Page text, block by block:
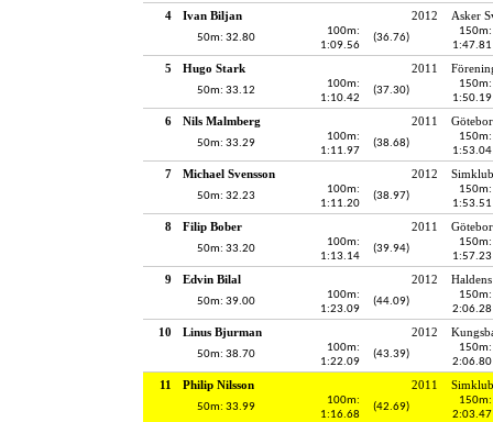
4 Ivan Biljan 2012 Asker
50m: 32.80
100m:
1:09.56
(36.76)
150m:
1:47.81
5 Hugo Stark 2011
50m: 33.12
100m:
1:10.42
(37.30)
150m:
1:50.19
6 Nils Malmberg 2011
50m: 33.29
100m:
1:11.97
(38.68)
150m:
1:53.04
7 Michael Svensson 2012
50m: 32.23
100m:
1:11.20
(38.97)
150m:
1:53.51
8 Filip Bober 2011
50m: 33.20
100m:
1:13.14
(39.94)
150m:
1:57.23
9 Edvin Bilal 2012
50m: 39.00
100m:
1:23.09
(44.09)
150m:
2:06.28
10 Linus Bjurman 2012
50m: 38.70
100m:
1:22.09
(43.39)
150m:
2:06.80
11 Philip Nilsson 2011
50m: 33.99
100m:
1:16.68
(42.69)
150m:
2:03.47